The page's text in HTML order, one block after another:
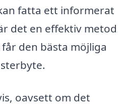
fatta ett informerat
det en effektiv metod
den bästa möjliga
oavsett om det